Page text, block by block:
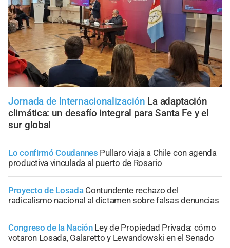
Jornada de Internacionalización La adaptación
climática: un desafío integral para Santa Fe y el
sur global
Lo confirmó Coudannes Pullaro viaja a Chile con agenda
productiva vinculada al puerto de Rosario
Proyecto de Losada Contundente rechazo del
radicalismo nacional al dictamen sobre falsas denuncias
Congreso de la Nación Ley de Propiedad Privada: cómo
votaron Losada, Galaretto y Lewandowski en el Senado